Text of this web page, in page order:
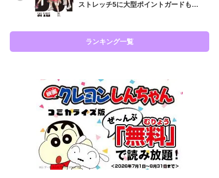
ストレッチ5に大型ポイントガードも…
ランキング一覧